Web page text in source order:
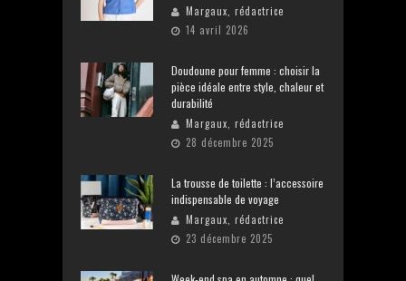
Margaux, rédactrice
14 avril 2026
Doudoune pour femme : choisir la
pièce idéale entre style, chaleur et
durabilité
Margaux, rédactrice
28 décembre 2025
La trousse de toilette : l’accessoire
indispensable de voyage
Margaux, rédactrice
23 décembre 2025